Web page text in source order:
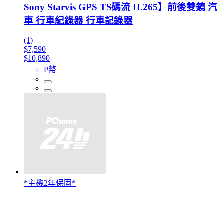
Sony Starvis GPS TS碼流 H.265】前後雙鏡 汽
車 行車紀錄器 行車記錄器
(1)
$7,590
$10,890
P幣
*主機2年保固*